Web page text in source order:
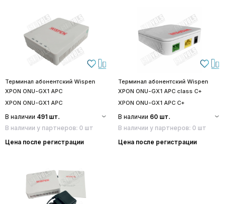
Терминал абонентский Wispen
XPON ONU-GX1 APC
XPON ONU-GX1 APC
В наличии 491 шт.
В наличии у партнеров: 0 шт
Цена после регистрации
Терминал абонентский Wispen
XPON ONU-GX1 APC class C+
XPON ONU-GX1 APC C+
В наличии 60 шт.
В наличии у партнеров: 0 шт
Цена после регистрации